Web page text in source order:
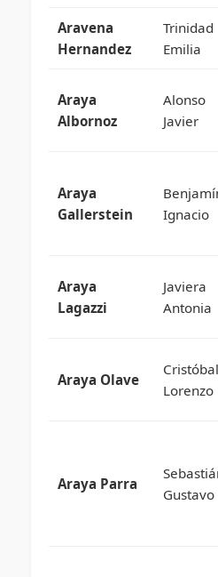
Aravena
Hernandez
Trinidad
Emilia
Araya
Albornoz
Alonso
Javier
Araya
Gallerstein
Ignacio
Araya
Lagazzi
Javiera
Antonia
Araya Olave
Cristóbal
Lorenzo
Araya Parra
Gustavo